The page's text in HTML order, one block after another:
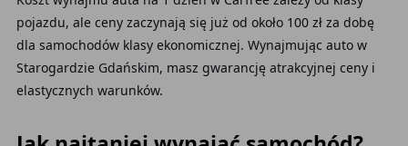
pojazdu, ale ceny zaczynają się już od około 100 zł za dobę
dla samochodów klasy ekonomicznej. Wynajmując auto w
Starogardzie Gdańskim, masz gwarancję atrakcyjnej ceny i
elastycznych warunków.